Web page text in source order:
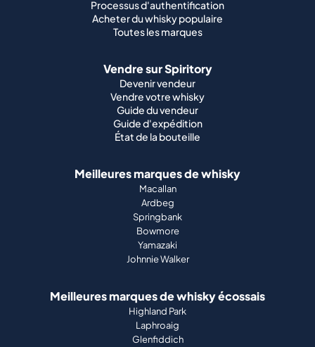
Processus d'authentification
Acheter du whisky populaire
Toutes les marques
Vendre sur Spiritory
Devenir vendeur
Vendre votre whisky
Guide du vendeur
Guide d'expédition
État de la bouteille
Meilleures marques de whisky
Macallan
Ardbeg
Springbank
Bowmore
Yamazaki
Johnnie Walker
Meilleures marques de whisky écossais
Highland Park
Laphroaig
Glenfiddich